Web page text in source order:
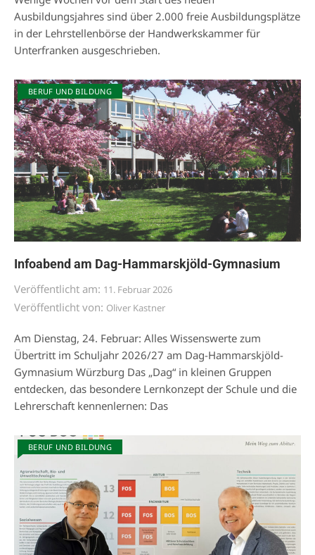
Ausbildungsjahres sind über 2.000 freie Ausbildungsplätze
in der Lehrstellenbörse der Handwerkskammer für
Unterfranken ausgeschrieben.
BERUF UND BILDUNG
Infoabend am Dag-Hammarskjöld-Gymnasium
Veröffentlicht am: 11. Februar 2026
Veröffentlicht von: Oliver Kastner
Am Dienstag, 24. Februar: Alles Wissenswerte zum
Übertritt im Schuljahr 2026/27 am Dag-Hammarskjöld-
Gymnasium Würzburg Das „Dag“ in kleinen Gruppen
entdecken, das besondere Lernkonzept der Schule und die
Lehrerschaft kennenlernen: Das
BERUF UND BILDUNG